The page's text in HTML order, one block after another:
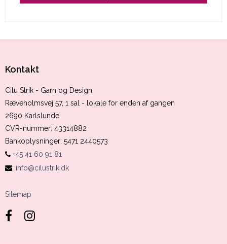
Kontakt
Cilu Strik - Garn og Design
Ræveholmsvej 57, 1 sal - lokale for enden af gangen
2690 Karlslunde
CVR-nummer: 43314882
Bankoplysninger: 5471 2440573
+45 41 60 91 81
: info@cilustrik.dk
Sitemap